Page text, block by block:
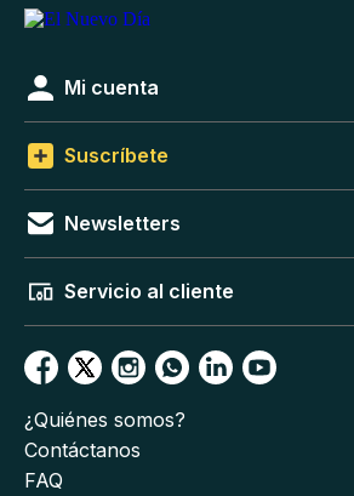
Mi cuenta
Suscríbete
Newsletters
Servicio al cliente
¿Quiénes somos?
Contáctanos
FAQ